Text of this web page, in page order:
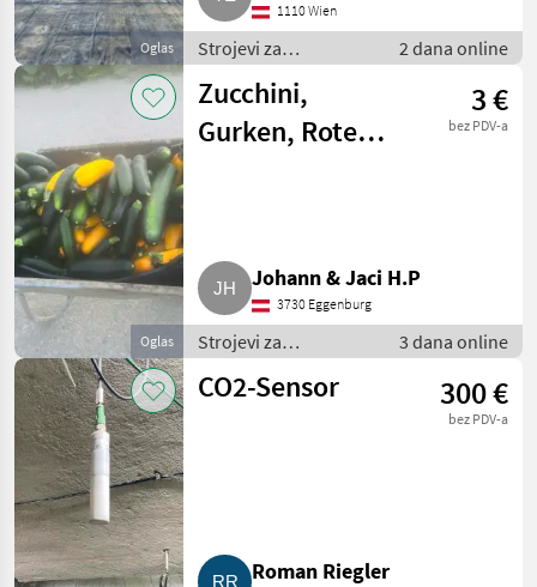
Oglas
1110 Wien
Strojevi za
povrtlarstvo / Ostali
strojevi za
povrtlarstvo
2 dana online
Oglas
Zucchini,
Gurken, Rote
3 €
bez PDV-a
Johann & Jaci H.P
3730 Eggenburg
Strojevi za
povrtlarstvo / Ostali
strojevi za
3 dana online
CO2-Sensor 300 €
bez PDV-a
Roman Riegler